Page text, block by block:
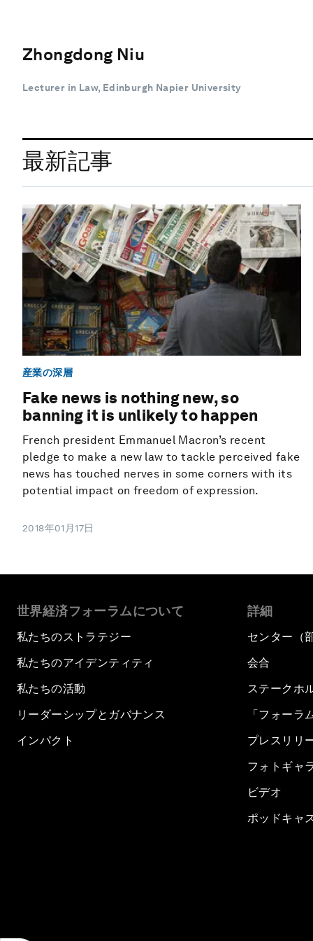
Zhongdong Niu
Lecturer in Law, Edinburgh Napier University
最新記事
産業の深層
Fake news is nothing new, so
banning it is unlikely to happen
French president Emmanuel Macron’s recent
pledge to make a new law to tackle perceived fake
news has touched nerves in some corners with its
potential impact on freedom of expression.
2018年01月17日
世界経済フォーラムについて
私たちのストラテジー
私たちのアイデンティティ
私たちの活動
リーダーシップとガバナンス
インパクト
詳細
センター（
会合
ステークホ
「フォーラ
プレスリリ
フォトギャ
ビデオ
ポッドキャ